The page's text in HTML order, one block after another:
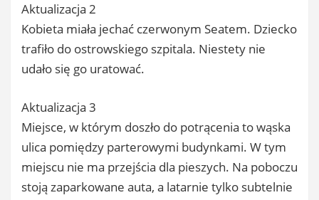
Aktualizacja 2
Kobieta miała jechać czerwonym Seatem. Dziecko
trafiło do ostrowskiego szpitala. Niestety nie
udało się go uratować.
Aktualizacja 3
Miejsce, w którym doszło do potrącenia to wąska
ulica pomiędzy parterowymi budynkami. W tym
miejscu nie ma przejścia dla pieszych. Na poboczu
stoją zaparkowane auta, a latarnie tylko subtelnie